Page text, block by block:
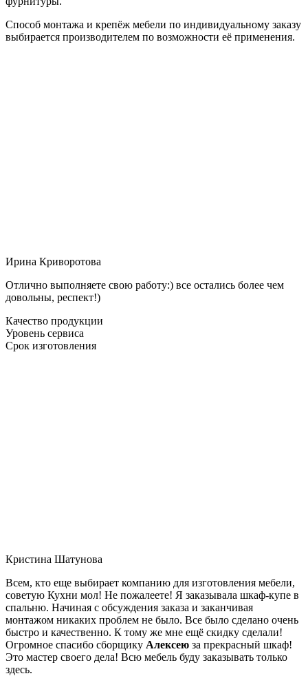
Способ монтажа и крепёж мебели по индивидуальному заказу
выбирается производителем по возможности её применения.
Ирина Криворотова
Отлично выполняете свою работу:) все остались более чем
довольны, респект!)
Качество продукции
Уровень сервиса
Срок изготовления
Кристина Шатунова
Всем, кто еще выбирает компанию для изготовления мебели,
советую Кухни мол! Не пожалеете! Я заказывала шкаф-купе в
спальню. Начиная с обсуждения заказа и заканчивая
монтажом никаких проблем не было. Все было сделано очень
быстро и качественно. К тому же мне ещё скидку сделали!
Огромное спасибо сборщику Алексею за прекрасный шкаф!
Это мастер своего дела! Всю мебель буду заказывать только
здесь.